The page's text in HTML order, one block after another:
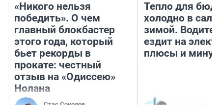
«Никого нельзя
победить». О чем
главный блокбастер
этого года, который
бьет рекорды в
прокате: честный
отзыв на «Одиссею»
Нолана
Тепло для
холодно в
зимой.
ездит на
плюсы и